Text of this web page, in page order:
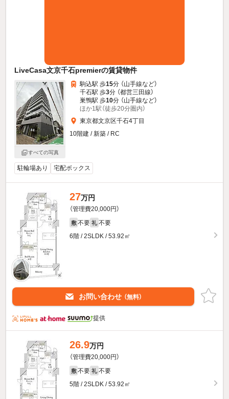
LiveCasa文京千石premierの賃貸物件
すべての写真
駒込駅 歩15分 （山手線など）
千石駅 歩3分 （都営三田線）
巣鴨駅 歩10分 （山手線など）
ほか1駅（徒歩20分圏内）
東京都文京区千石4丁目
10階建 / 新築 / RC
駐輪場あり 宅配ボックス
27万円
（管理費20,000円）
敷 不要 礼 不要
6階 / 2SLDK / 53.92㎡
お問い合わせ （無料）
提供
26.9万円
（管理費20,000円）
敷 不要 礼 不要
5階 / 2SLDK / 53.92㎡